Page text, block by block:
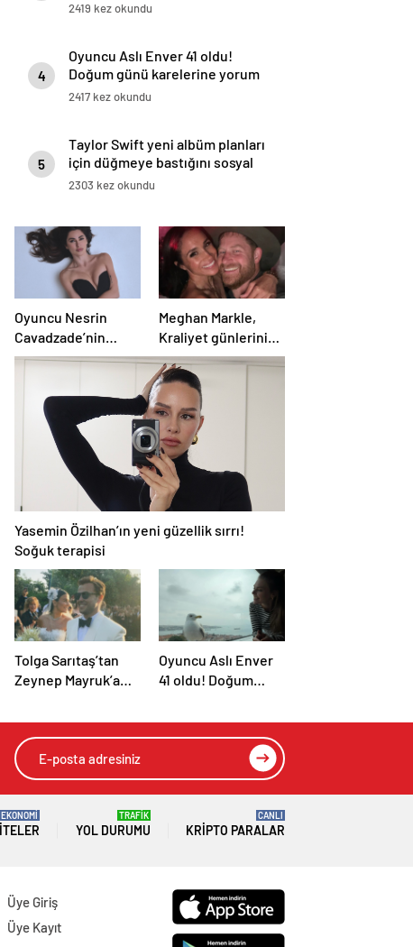
2419 kez okundu
4
Oyuncu Aslı Enver 41 oldu!
Doğum günü karelerine yorum
yağdı
2417 kez okundu
5
Taylor Swift yeni albüm planları
için düğmeye bastığını sosyal
medyadan duyurdu!
2303 kez okundu
Oyuncu Nesrin
Cavadzade’nin
iddialı tarzı! Bakan
Meghan Markle,
Kraliyet günlerini
geride bıraktı
Yasemin Özilhan’ın yeni güzellik sırrı!
Soğuk terapisi
Tolga Sarıtaş’tan
Zeynep Mayruk’a
Oyuncu Aslı Enver
41 oldu! Doğum
yorum yağdı
EKONOMİ
YOL DURUMU
TRAFİK
KRIPTO PARALAR
CANLI
Üye Giriş
Üye Kayıt